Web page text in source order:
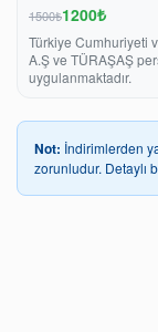
1500₺1200₺
Türkiye Cumhuriyeti
A.Ş ve TÜRAŞAŞ
uygulanmaktadır.
Not: İndirimlerden
zorunludur. Detaylı